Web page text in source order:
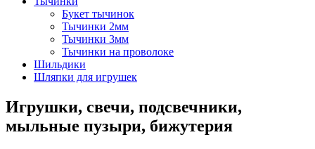
Букет тычинок
Тычинки 2мм
Тычинки 3мм
Тычинки на проволоке
Шильдики
Шляпки для игрушек
Игрушки, свечи, подсвечники,
мыльные пузыри, бижутерия